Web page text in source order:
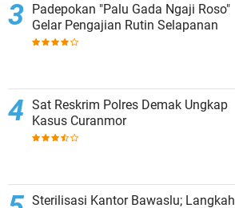
Padepokan "Palu Gada Ngaji Roso"
Gelar Pengajian Rutin Selapanan
Sat Reskrim Polres Demak Ungkap
Kasus Curanmor
Sterilisasi Kantor Bawaslu; Langkah